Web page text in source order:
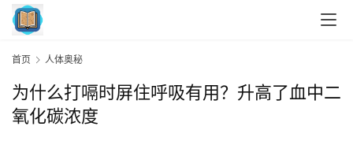
首页 人体奥秘
为什么打嗝时屏住呼吸有用？升高了血中二
氧化碳浓度